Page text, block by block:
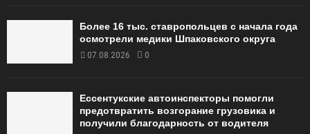
Более 16 тыс. ставропольцев с начала года
осмотрели медики Шпаковского округа
07.08.2026 0
Ессентукские автоинспекторы помогли
предотвратить возгорание грузовика и
получили благодарность от водителя